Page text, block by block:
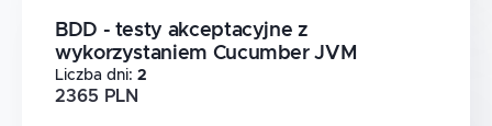
BDD - testy akceptacyjne z
wykorzystaniem Cucumber JVM
Liczba dni: 2
2365 PLN